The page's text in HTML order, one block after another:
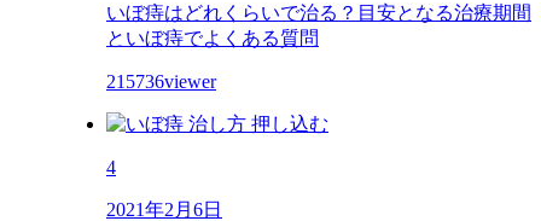
いぼ痔はどれくらいで治る？目安となる治療期間
といぼ痔でよくある質問
215736viewer
4
2021年2月6日